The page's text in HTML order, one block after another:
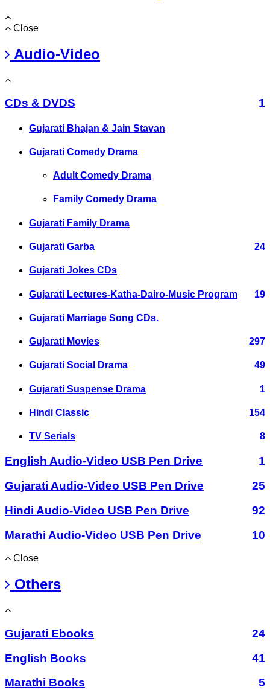
Close
Audio-Video
CDs & DVDS 1
Gujarati Bhajan & Jain Stavan
Gujarati Comedy Drama
Adult Comedy Drama
Family Comedy Drama
Gujarati Family Drama
Gujarati Garba 24
Gujarati Jokes CDs
Gujarati Lectures-Katha-Dairo-Music Program 19
Gujarati Marriage Song CDs.
Gujarati Movies 297
Gujarati Social Drama 49
Gujarati Suspense Drama 1
Hindi Classic 154
TV Serials 8
English Audio-Video USB Pen Drive
1
Gujarati Audio-Video USB Pen Drive
25
Hindi Audio-Video USB Pen Drive
92
Marathi Audio-Video USB Pen Drive
10
Close
Others
Gujarati Ebooks
24
English Books
41
Marathi Books
5